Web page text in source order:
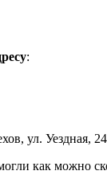
:
ул. Уездная,
как можно